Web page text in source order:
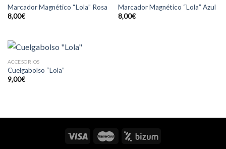
Marcador Magnético “Lola” Rosa
8,00€
Marcador Magnético “Lola” Azul
8,00€
ACCESORIOS
Cuelgabolso “Lola”
9,00€